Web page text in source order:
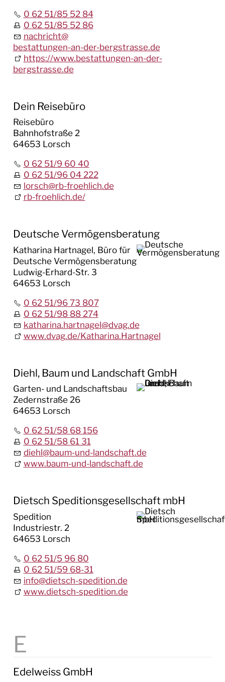
0 62 51/85 52 84
0 62 51/85 52 86
nachricht@
bestattungen-an-der-bergstrasse.de
https://www.bestattungen-an-der-
bergstrasse.de
Dein Reisebüro
Reisebüro
Bahnhofstraße 2
64653 Lorsch
0 62 51/9 60 40
0 62 51/96 04 222
lorsch@rb-froehlich.de
rb-froehlich.de/
Deutsche Vermögensberatung
Katharina Hartnagel, Büro für
Deutsche Vermögensberatung
Ludwig-Erhard-Str. 3
64653 Lorsch
0 62 51/96 73 807
0 62 51/98 88 274
katharina.hartnagel@dvag.de
www.dvag.de/Katharina.Hartnagel
Diehl, Baum und Landschaft GmbH
Garten- und Landschaftsbau
Zedernstraße 26
64653 Lorsch
0 62 51/58 68 156
0 62 51/58 61 31
diehl@baum-und-landschaft.de
www.baum-und-landschaft.de
Dietsch Speditionsgesellschaft mbH
Spedition
Industriestr. 2
64653 Lorsch
0 62 51/5 96 80
0 62 51/59 68-31
info@dietsch-spedition.de
www.dietsch-spedition.de
Edelweiss GmbH